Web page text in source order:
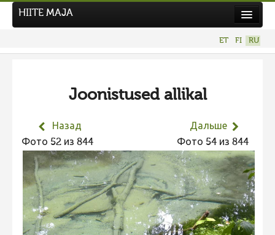
Hiite kuvavõistlus 2026
Фотоконкурс 2025
Не учитываются 2025
Видео 2025
Фотоконкурс 2024
Не учитываются 2024
HIITE MAJA
ET FI RU
Joonistused allikal
Назад
Фото 52 из 844
Дальше
Фото 54 из 844